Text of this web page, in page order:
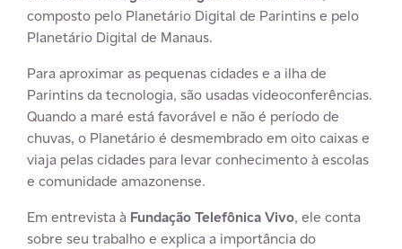
composto pelo Planetário Digital de Parintins e pelo
Planetário Digital de Manaus.
Para aproximar as pequenas cidades e a ilha de
Parintins da tecnologia, são usadas videoconferências.
Quando a maré está favorável e não é período de
chuvas, o Planetário é desmembrado em oito caixas e
viaja pelas cidades para levar conhecimento à escolas
e comunidade amazonense.
Em entrevista à Fundação Telefônica Vivo, ele conta
sobre seu trabalho e explica a importância do